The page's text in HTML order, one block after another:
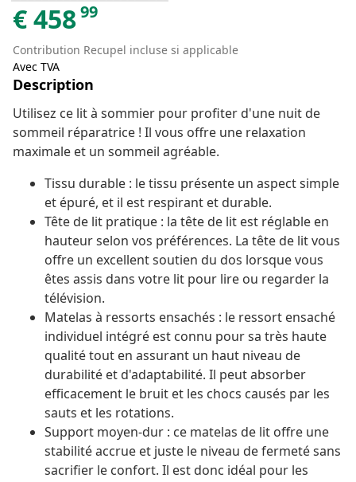
€45899
Contribution Recupel incluse si applicable
Avec TVA
Description
Utilisez ce lit à sommier pour profiter d'une nuit de
sommeil réparatrice ! Il vous offre une relaxation
maximale et un sommeil agréable.
Tissu durable : le tissu présente un aspect simple
et épuré, et il est respirant et durable.
Tête de lit pratique : la tête de lit est réglable en
hauteur selon vos préférences. La tête de lit vous
offre un excellent soutien du dos lorsque vous
êtes assis dans votre lit pour lire ou regarder la
télévision.
Matelas à ressorts ensachés : le ressort ensaché
individuel intégré est connu pour sa très haute
qualité tout en assurant un haut niveau de
durabilité et d'adaptabilité. Il peut absorber
efficacement le bruit et les chocs causés par les
sauts et les rotations.
Support moyen-dur : ce matelas de lit offre une
stabilité accrue et juste le niveau de fermeté sans
sacrifier le confort. Il est donc idéal pour les